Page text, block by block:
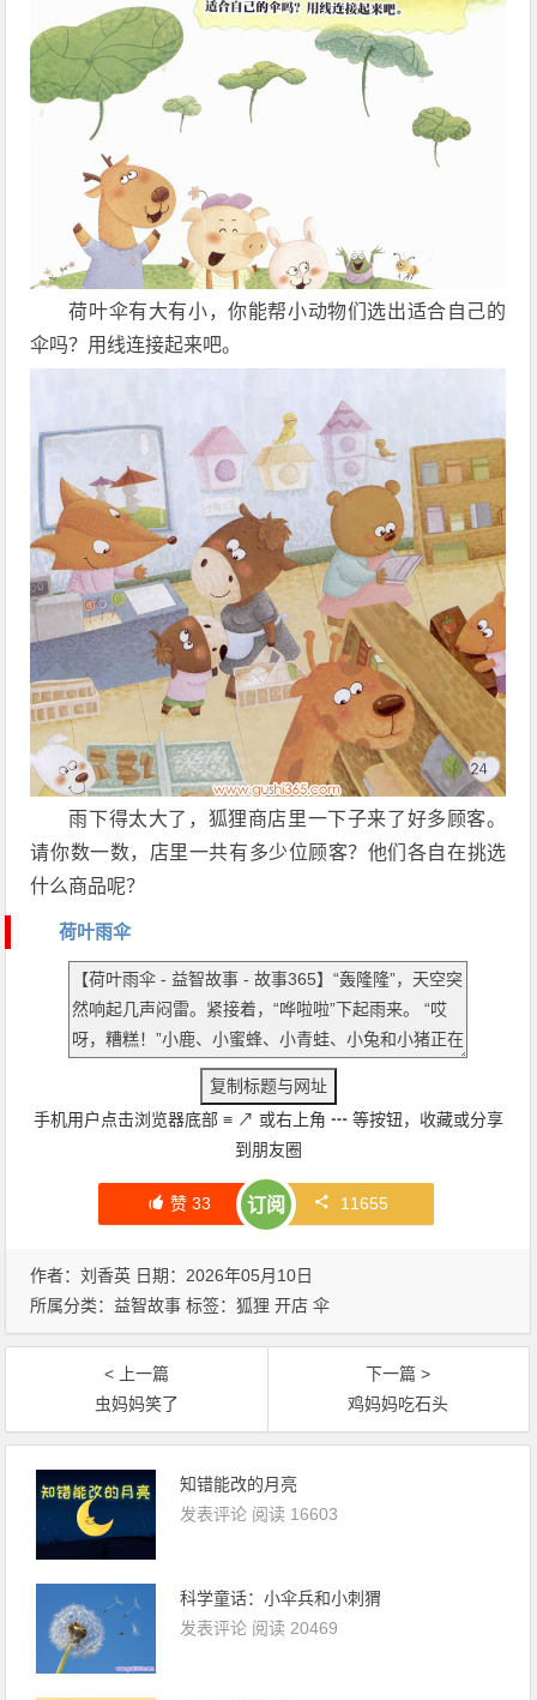
荷叶伞有大有小，你能帮小动物们选出适合自己的
伞吗？用线连接起来吧。
雨下得太大了，狐狸商店里一下子来了好多顾客。
请你数一数，店里一共有多少位顾客？他们各自在挑选
什么商品呢？
荷叶雨伞
手机用户点击浏览器底部 ≡ ↗ 或右上角 ┅ 等按钮，收藏或分享
到朋友圈
赞33 订阅 11655
作者：刘香英 日期：2026年05月10日
所属分类： 益智故事 标签：狐狸 开店 伞
< 上一篇
虫妈妈笑了
下一篇 >
鸡妈妈吃石头
知错能改的月亮
发表评论 阅读 16603
科学童话：小伞兵和小刺猬
发表评论 阅读 20469